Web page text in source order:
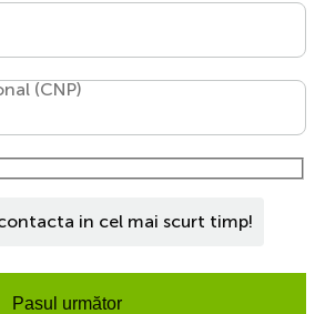
(CNP)
in cel mai scurt timp!
Pasul următor